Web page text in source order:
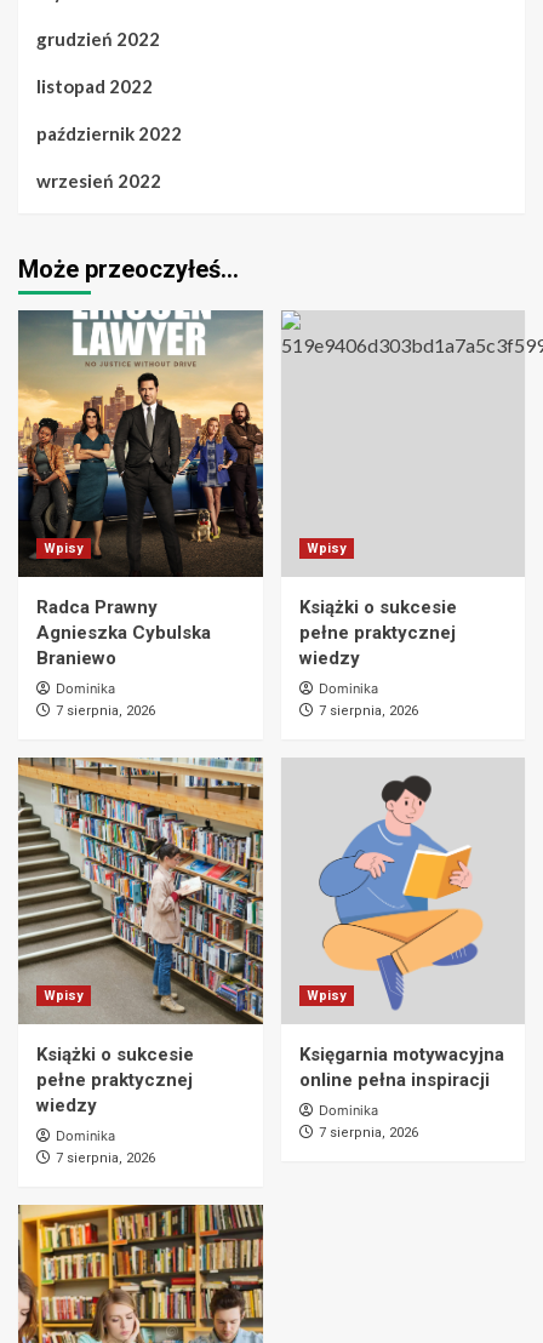
grudzień 2022
listopad 2022
październik 2022
wrzesień 2022
Może przeoczyłeś…
Wpisy
Radca Prawny
Agnieszka Cybulska
Braniewo
Dominika
7 sierpnia, 2026
Wpisy
Książki o sukcesie
pełne praktycznej
wiedzy
Dominika
7 sierpnia, 2026
Wpisy
Książki o sukcesie
pełne praktycznej
wiedzy
Dominika
7 sierpnia, 2026
Wpisy
Księgarnia motywacyjna
online pełna inspiracji
Dominika
7 sierpnia, 2026